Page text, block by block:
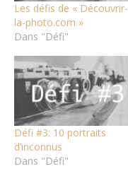
Les défis de « Découvrir-
la-photo.com »
Dans "Défi"
Défi #3: 10 portraits
d’inconnus
Dans "Défi"